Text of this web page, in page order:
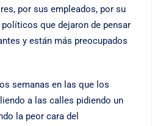
por sus empleados, por su
que dejaron de pensar
y están más preocupados
semanas en las que los
a las calles pidiendo un
la peor cara del